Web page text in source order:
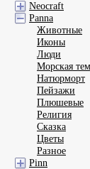
Neocraft
Panna
Животные
Иконы
Люди
Морская
Натюрморт
Пейзажи
Плюшевые
Религия
Сказка
Цветы
Разное
Pinn